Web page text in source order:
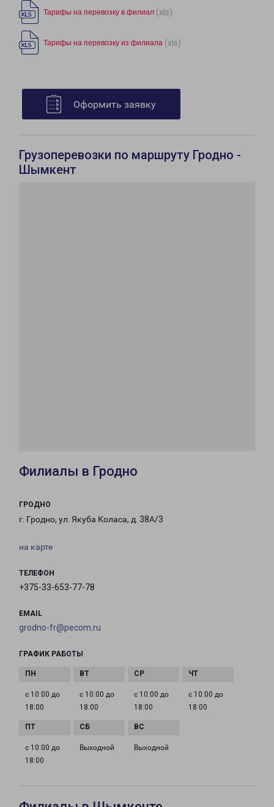
Тарифы на перевозку в филиал (xls)
Тарифы на перевозку из филиала (xls)
Оформить заявку
Грузоперевозки по маршруту Гродно -
Шымкент
Филиалы в Гродно
ГРОДНО
г. Гродно, ул. Якуба Коласа, д. 38А/3
на карте
ТЕЛЕФОН
+375-33-653-77-78
EMAIL
grodno-fr@pecom.ru
ГРАФИК РАБОТЫ
с 10:00 до
18:00
с 10:00 до
18:00
с 10:00 до
18:00
с 10:00 до
18:00
с 10:00 до
18:00
Выходной Выходной